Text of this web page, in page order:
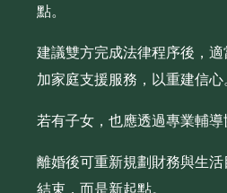
點。
建議雙方完成法律程序後，
加家庭支援服務，以重建信心
若有子女，也應透過專業輔導
離婚後可重新規劃財務與生
結束，而是新起點。